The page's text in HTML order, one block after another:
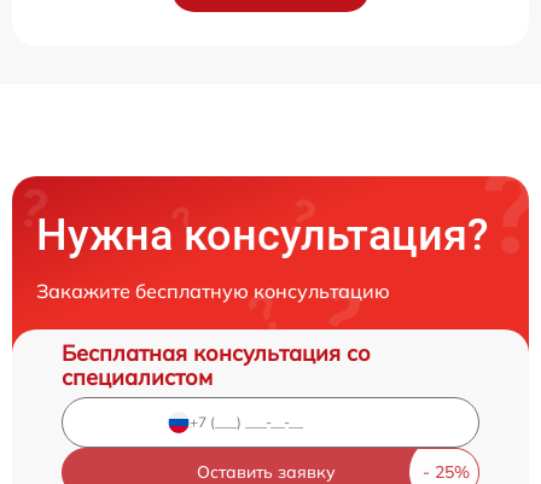
Нужна консультация?
Закажите бесплатную консультацию
Бесплатная консультация со
специалистом
Оставить заявку